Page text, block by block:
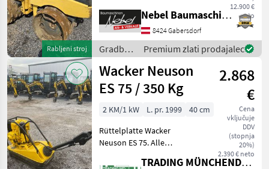
Rabljeni stroj
12.900 €
neto
gemacht. Gradbeni stroji
Vibro plošče
Nebel Baumaschinen
8424 Gabersdorf
Gradbeni
stroji /
Bomag
Premium zlati prodajalec
Wacker Neuson
ES 75 / 350 Kg
2.868
€
Cena
vključuje
DDV
(stopnja
20%)
2.390 € neto
2 KM/1 kW L. pr. 1999
40 cm
Rüttelplatte Wacker
Neuson ES 75. Alle
überprüft Service wurde
TRADING MÜNCHENDORF Handels GmbH